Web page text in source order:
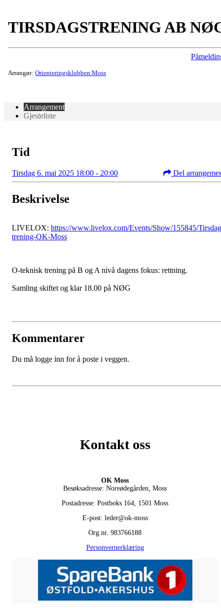
TIRSDAGSTRENING AB
Arrangør: Orienteringsklubben Moss
Arrangement
Gjesteliste
Tid
Tirsdag 6. mai 2025 18:00 - 20:00 Del
Beskrivelse
LIVELOX: https://www.livelox.com/Events/Show/155845/
trening-OK-Moss
O-teknisk trening på B og A nivå dagens fokus: rettning.
Samling skiftet og klar 18.00 på NØG
Kommentarer
Du må logge inn for å poste i veggen.
Kontakt oss
OK Moss
Besøksadresse: Noreødegården, Moss
Postadresse: Postboks 164, 1501 Moss
E-post: leder@ok-moss
Org.nr. 983766188
Personvernerklæring